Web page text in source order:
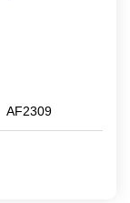
AF2309